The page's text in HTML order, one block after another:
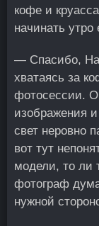
кофе и
начинать
— Спасибо,
хватаясь за
фотосессии.
изображения
свет неровно
вот тут
модели, то ли
фотограф
нужной